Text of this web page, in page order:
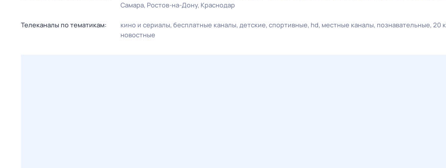
Самара Ростов-на-Дону Краснодар
Телеканалы по тематикам: кино и сериалы бесплатные каналы детские спортивные hd местные каналы познавательные 20
новостные